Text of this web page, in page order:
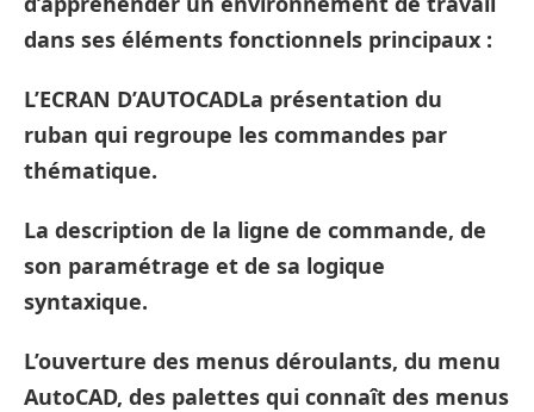
dans ses éléments fonctionnels principaux :
L’ECRAN D’AUTOCADLa présentation du
ruban qui regroupe les commandes par
thématique.
La description de la ligne de commande, de
son paramétrage et de sa logique
syntaxique.
L’ouverture des menus déroulants, du menu
AutoCAD, des palettes qui connaît des menus